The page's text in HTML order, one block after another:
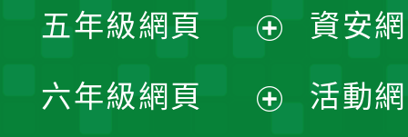
單
選
單
開
選
五年級網頁
開
六年級網頁
資安
活動